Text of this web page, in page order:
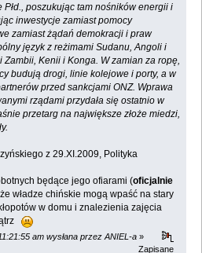
poszukując tam nośników energii i
inwestycje zamiast pomocy
zamiast żądań demokracji i praw
język z reżimami Sudanu, Angoli i
Kenii i Konga. W zamian za ropę,
budują drogi, linie kolejowe i porty, a w
przed sankcjami ONZ. Wprawa
rządami przydała się ostatnio w
przetarg na największe złoże miedzi,
z 29.XI.2009, Polityka
będące jego ofiarami (oficjalnie
władze chińskie mogą wpaść na stary
w domu i znalezienia zajęcia
am wysłana przez ANIEL-a »
Zapisane